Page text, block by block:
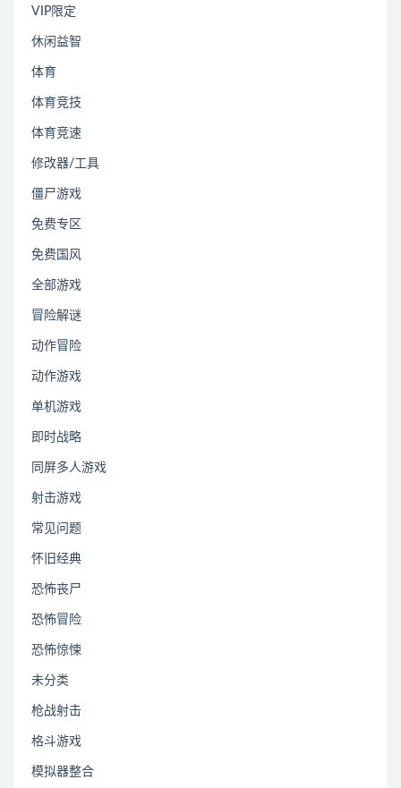
VIP限定
休闲益智
体育
体育竞技
体育竞速
修改器/工具
僵尸游戏
免费专区
免费国风
全部游戏
冒险解谜
动作冒险
动作游戏
单机游戏
即时战略
同屏多人游戏
射击游戏
常见问题
怀旧经典
恐怖丧尸
恐怖冒险
恐怖惊悚
未分类
枪战射击
格斗游戏
模拟器整合